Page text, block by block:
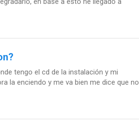
tengo el cd de la instalación y mi
la enciendo y me va bien me dice que no